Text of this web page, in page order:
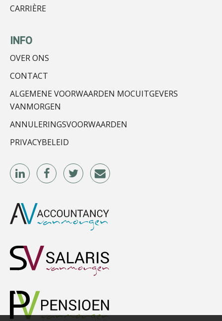
Hans Geuns
Derwish Rosalia
CARRIÈRE
INFO
OVER ONS
CONTACT
ALGEMENE VOORWAARDEN MOCUITGEVERS
VANMORGEN
ANNULERINGSVOORWAARDEN
PRIVACYBELEID